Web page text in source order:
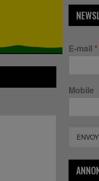
E-mail *
Mobile